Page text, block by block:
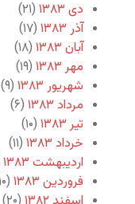
دی ۱۳۸۳
(۲۱)
آذر ۱۳۸۳
(۱۷)
آبان ۱۳۸۳
(۱۸)
مهر ۱۳۸۳
(۱۹)
شهریور ۱۳۸۳
(۹)
مرداد ۱۳۸۳
(۶)
تیر ۱۳۸۳
(۱۰)
خرداد ۱۳۸۳
(۱۱)
اردیبهشت ۱۳۸۳
فروردین ۱۳۸۳
(۱۰)